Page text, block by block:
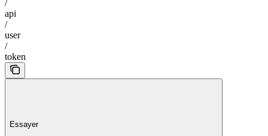
/
api
/
user
/
token
Essayer